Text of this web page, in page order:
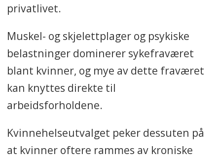
privatlivet.
Muskel- og skjelettplager og psykiske
belastninger dominerer sykefraværet
blant kvinner, og mye av dette fraværet
kan knyttes direkte til
arbeidsforholdene.
Kvinnehelseutvalget peker dessuten på
at kvinner oftere rammes av kroniske